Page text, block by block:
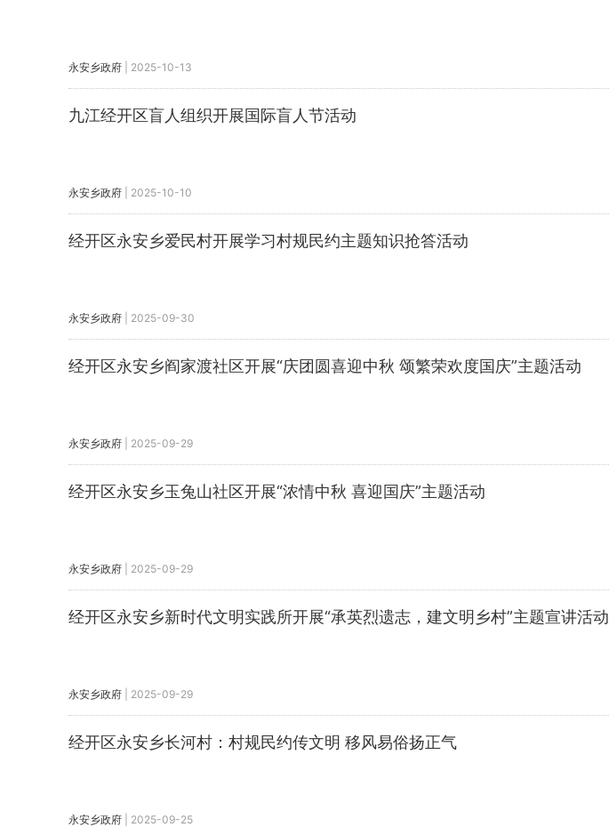
永安乡政府 2025-10-13
九江经开区盲人组织开展国际盲人节活动
永安乡政府 2025-10-10
经开区永安乡爱民村开展学习村规民约主题知识抢答活动
永安乡政府 2025-09-30
经开区永安乡阎家渡社区开展“庆团圆喜迎中秋 颂繁荣欢度国庆”主题活动
永安乡政府 2025-09-29
经开区永安乡玉兔山社区开展“浓情中秋 喜迎国庆”主题活动
永安乡政府 2025-09-29
经开区永安乡新时代文明实践所开展“承英烈遗志，建文明乡村”主题宣讲活动
永安乡政府 2025-09-29
经开区永安乡长河村：村规民约传文明 移风易俗扬正气
永安乡政府 2025-09-25